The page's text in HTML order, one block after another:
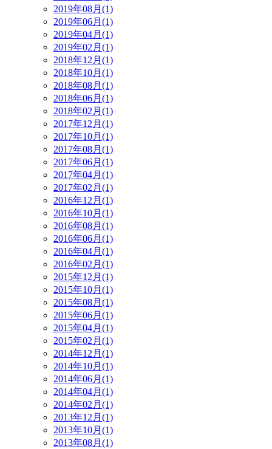
2019年08月(1)
2019年06月(1)
2019年04月(1)
2019年02月(1)
2018年12月(1)
2018年10月(1)
2018年08月(1)
2018年06月(1)
2018年02月(1)
2017年12月(1)
2017年10月(1)
2017年08月(1)
2017年06月(1)
2017年04月(1)
2017年02月(1)
2016年12月(1)
2016年10月(1)
2016年08月(1)
2016年06月(1)
2016年04月(1)
2016年02月(1)
2015年12月(1)
2015年10月(1)
2015年08月(1)
2015年06月(1)
2015年04月(1)
2015年02月(1)
2014年12月(1)
2014年10月(1)
2014年06月(1)
2014年04月(1)
2014年02月(1)
2013年12月(1)
2013年10月(1)
2013年08月(1)